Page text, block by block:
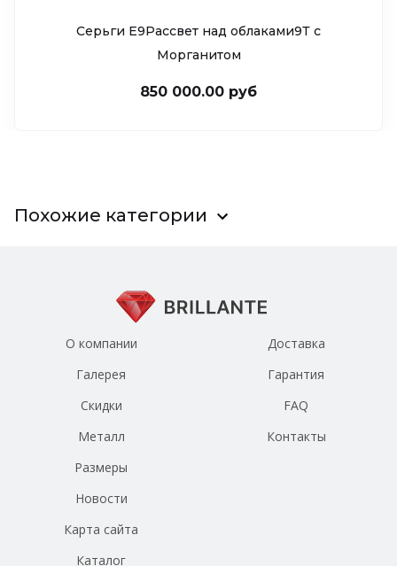
Серьги Е9Рассвет над облаками9Т c
Морганитом
850 000.00 руб
Похожие категории
О компании
Галерея
Скидки
Металл
Размеры
Новости
Доставка
Гарантия
FAQ
Контакты
Карта сайта
Каталог